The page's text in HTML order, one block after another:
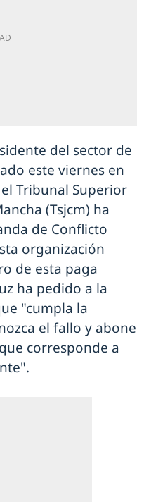
del sector de
este viernes en
Tribunal Superior
(Tsjcm) ha
de Conflicto
organización
de esta paga
ha pedido a la
"cumpla la
el fallo y abone
corresponde a